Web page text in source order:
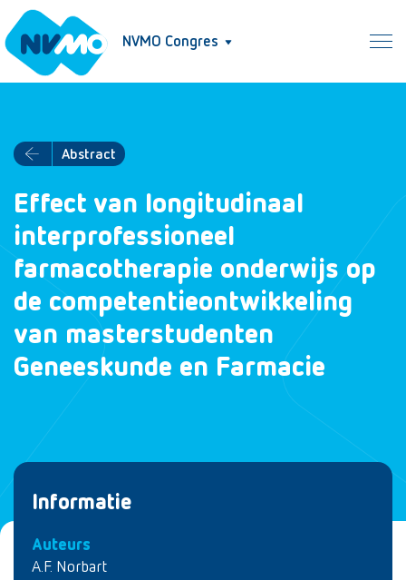
NVMO Congres
Abstract
Effect van longitudinaal
interprofessioneel
farmacotherapie onderwijs op
de competentieontwikkeling
van masterstudenten
Geneeskunde en Farmacie
Informatie
Auteurs
A.F. Norbart